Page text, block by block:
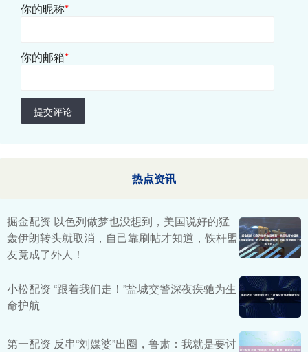
你的昵称*
你的邮箱*
提交评论
热点资讯
掘金配资 以色列做梦也没想到，美国说好的猛
轰伊朗转头就取消，自己靠刷帖才知道，铁杆盟
友竟成了外人！
小松配资 “跟着我们走！”盐城交警深夜疾驰为生
命护航
第一配资 反串“刘媒婆”出圈，鲁肃：我就是要讨